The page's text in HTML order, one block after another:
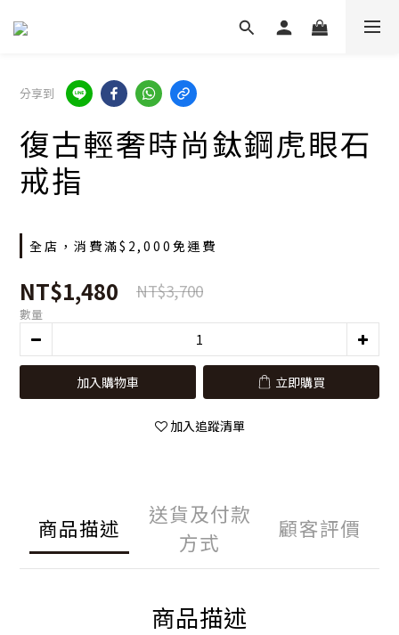
分享到
復古輕奢時尚鈦鋼虎眼石
戒指
全店，消費滿$2,000免運費
NT$1,480 NT$3,700
數量
加入購物車 立即購買
加入追蹤清單
商品描述
送貨及付款
方式
顧客評價
商品描述